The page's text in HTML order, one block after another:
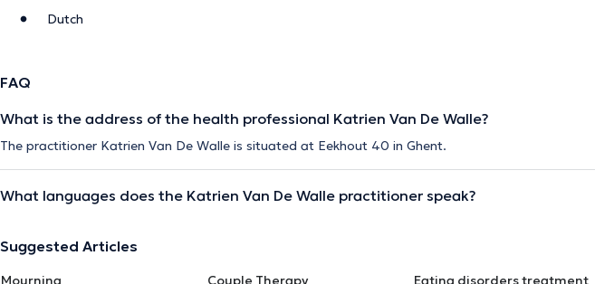
Dutch
FAQ
What is the address of the health professional Katrien Van De Walle?
The practitioner Katrien Van De Walle is situated at Eekhout 40 in Ghent.
What languages does the Katrien Van De Walle practitioner speak?
Suggested Articles
Mourning Couple Therapy Eating disorders treatment